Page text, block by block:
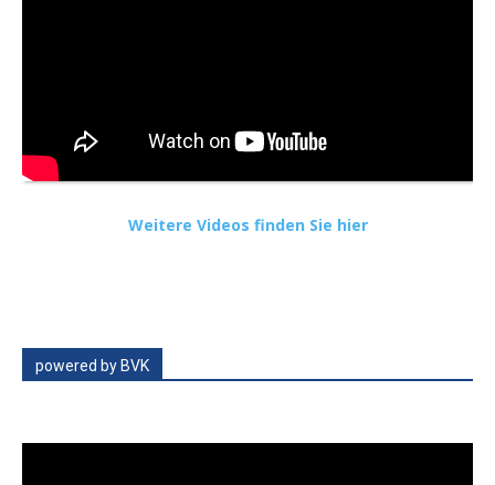
Weitere Videos finden Sie hier
powered by BVK